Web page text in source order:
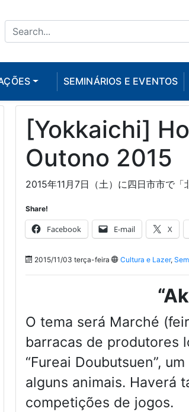
SEMINÁRIOS E EVENTOS
[Yokkaichi]
Outono 2015
2015年11月7日（土）に四日市市で
Share!
Facebook E-mail X
2015/11/03 terça-feira Cultura e Lazer,
O tema será Marché
barracas de produtores
“Fureai Doubutsuen”,
alguns animais. Haverá
competições de jogos.